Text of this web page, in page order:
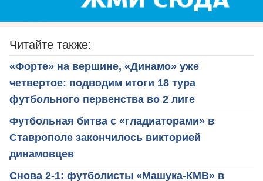
Читайте также:
«Форте» на вершине, «Динамо» уже
четвертое: подводим итоги 18 тура
футбольного первенства во 2 лиге
Футбольная битва с «гладиаторами» в
Ставрополе закончилось викторией
динамовцев
Снова 2-1: футболисты «Машука-КМВ» в